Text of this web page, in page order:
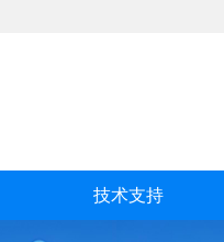
技术支持